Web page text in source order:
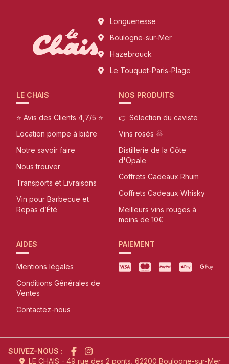
Longuenesse
Boulogne-sur-Mer
Hazebrouck
Le Touquet-Paris-Plage
LE CHAIS
⭐ Avis des Clients 4,7/5 ⭐
Location pompe à bière
Notre savoir faire
Nous trouver
Transports et Livraisons
Vin pour Barbecue et
Repas d’Été
NOS PRODUITS
👉 Sélection du caviste
Vins rosés 🌞
Distillerie de la Côte
d'Opale
Coffrets Cadeaux Rhum
Coffrets Cadeaux Whisky
Meilleurs vins rouges à
moins de 10€
AIDES
Mentions légales
Conditions Générales de
Ventes
Contactez-nous
PAIEMENT
SUIVEZ-NOUS :
LE CHAIS - 49 rue des 2 ponts, 62200 Boulogne-sur-Mer